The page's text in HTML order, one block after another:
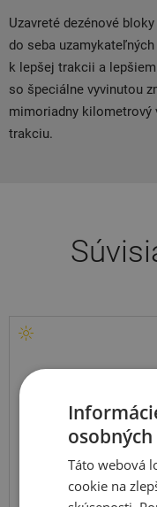
Uzavreté dezénové
do seba
k lepšej trakcii a
so špeciálne vyvinutou
mimoriadny kilometrový
trakciu.
215
Táto webová
cookie na